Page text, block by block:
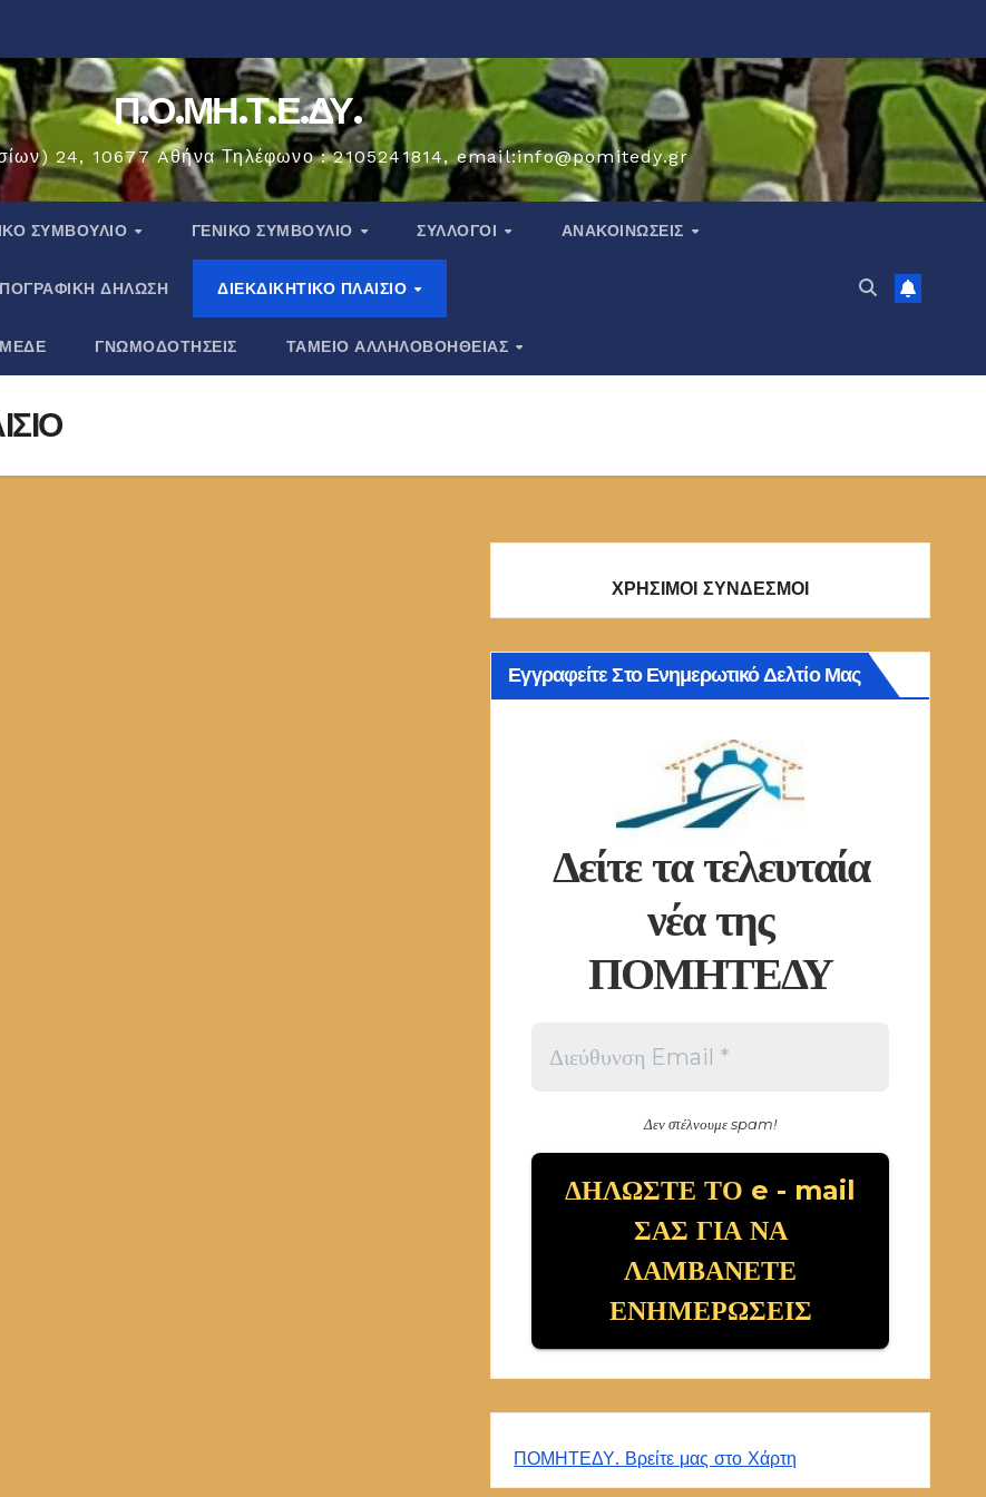
Π.Ο.ΜΗ.Τ.Ε.ΔΥ.
24, 10677 Aθήνα Τηλέφωνο : 2105241814, email:info@pomitedy.gr
ΣΥΜΒΟΥΛΙΟ ΓΕΝΙΚΟ ΣΥΜΒΟΥΛΙΟ ΣΎΛΛΟΓΟΙ ΑΝΑΚΟΙΝΏΣΕΙΣ
ΔΗΛΩΣΗ ΔΙΕΚΔΙΚΗΤΙΚΟ ΠΛΑΙΣΙΟ
ΓΝΩΜΟΔΟΤΗΣΕΙΣ ΤΑΜΕΙΟ ΑΛΛΗΛΟΒΟΗΘΕΙΑΣ
ΧΡΗΣΙΜΟΙ ΣΥΝΔΕΣΜΟΙ
Εγγραφείτε Στο Ενημερωτικό Δελτίο Μας
Δείτε τα τελευταία
νέα της
ΠΟΜΗΤΕΔΥ
Δεν στέλνουμε spam!
ΠΟΜΗΤΕΔΥ. Βρείτε μας στο Χάρτη